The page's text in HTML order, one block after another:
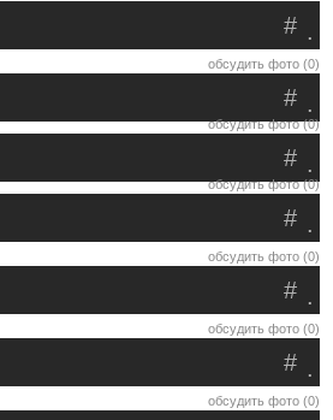
.
#
обсудить фото (0)
.
#
обсудить фото (0)
.
#
обсудить фото (0)
.
#
обсудить фото (0)
.
#
обсудить фото (0)
.
#
обсудить фото (0)